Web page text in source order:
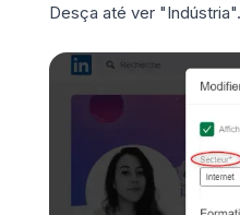
Desça até ver "Indústria".